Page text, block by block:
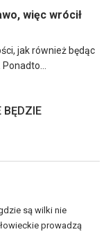
więc wrócił
jak również będąc
BĘDZIE
są wilki nie
prowadzą